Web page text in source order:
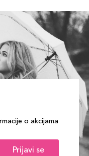
o akcijama
Prijavi se